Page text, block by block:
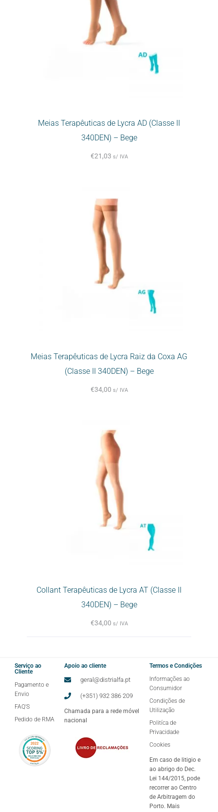
Meias Terapêuticas de Lycra AD (Classe II
340DEN) – Bege
€21,03 s/ IVA
Meias Terapêuticas de Lycra Raiz da Coxa AG
(Classe II 340DEN) – Bege
€34,00 s/ IVA
Collant Terapêuticas de Lycra AT (Classe II
340DEN) – Bege
€34,00 s/ IVA
Serviço ao
Cliente
Pagamento e
Envio
FAQ'S
Pedido de RMA
Apoio ao cliente
geral@distrialfa.pt
(+351) 932 386 209
Chamada para a rede móvel
nacional
Termos e Condições
Informações ao
Consumidor
Condições de
Utilização
Politíca de
Privacidade
Cookies
Em caso de litigio e
ao abrigo do Dec.
Lei 144/2015, pode
recorrer ao Centro
de Arbitragem do
Porto. Mais